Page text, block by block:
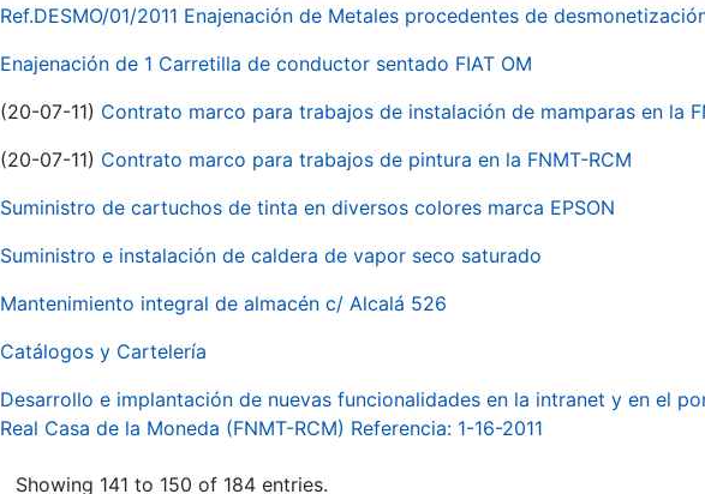
Ref.DESMO/01/2011 Enajenación de Metales procedentes de
Enajenación de 1 Carretilla de conductor sentado FIAT OM
(20-07-11) Contrato marco para trabajos de instalación de mamparas en la
(20-07-11) Contrato marco para trabajos de pintura en la FNMT-RCM
Suministro de cartuchos de tinta en diversos colores marca EPSON
Suministro e instalación de caldera de vapor seco saturado
Mantenimiento integral de almacén c/ Alcalá 526
Catálogos y Cartelería
Desarrollo e implantación de nuevas funcionalidades en la intranet y en el
Real Casa de la Moneda (FNMT-RCM) Referencia: 1-16-2011
Showing 141 to 150 of 184 entries.